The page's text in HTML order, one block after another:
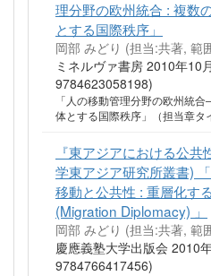
理分野の欧州統合 : 複数
とする国際秩序」
岡部 みどり (担当:共著, 範
ミネルヴァ書房 2010年10
9784623058198)
「人の移動管理分野の欧州統
体とする国際秩序」（担当章タ
『東アジアにおける公
学東アジア研究所叢書)
移動と公共性 : 重層化す
(Migration Diplomacy) 」
岡部 みどり (担当:共著, 範
慶應義塾大学出版会 2010
9784766417456)